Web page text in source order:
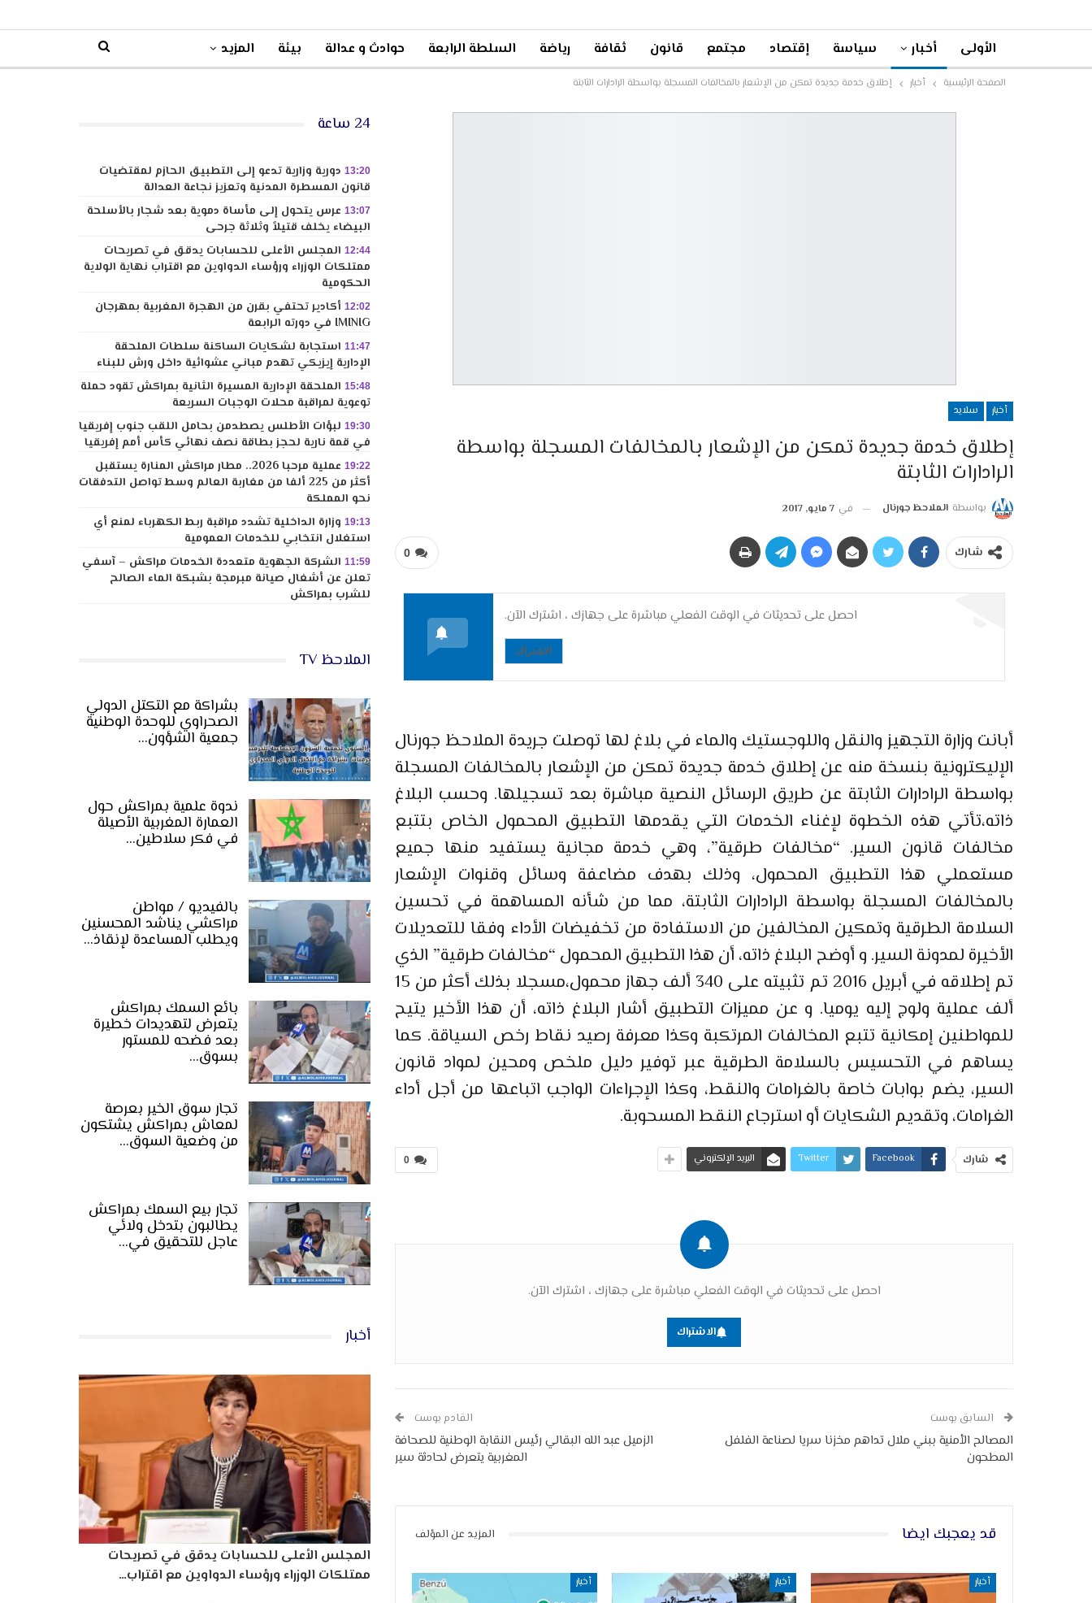
الأولى أخبار سياسة إقتصاد مجتمع قانون ثقافة رياضة السلطة الرابعة حوادث و عدالة بيئة المزيد
الصفحة الرئيسية أخبار إطلاق خدمة جديدة تمكن من الإشعار بالمخالفات المسجلة بواسطة الرادارات الثابتة
أخبار سلايد
إطلاق خدمة جديدة تمكن من الإشعار بالمخالفات المسجلة بواسطة
الرادارات الثابتة
بواسطة الملاحظ جورنال في 7 مايو, 2017
0 شارك
احصل على تحديثات في الوقت الفعلي مباشرة على جهازك ، اشترك الآن.
الاشتراك
أبانت وزارة التجهيز والنقل واللوجستيك والماء في بلاغ لها توصلت جريدة الملاحظ جورنال
الإليكترونية بنسخة منه عن إطلاق خدمة جديدة تمكن من الإشعار بالمخالفات المسجلة
بواسطة الرادارات الثابتة عن طريق الرسائل النصية مباشرة بعد تسجيلها. وحسب البلاغ
ذاته،تأتي هذه الخطوة لإغناء الخدمات التي يقدمها التطبيق المحمول الخاص بتتبع
مخالفات قانون السير. “مخالفات طرقية”، وهي خدمة مجانية يستفيد منها جميع
مستعملي هذا التطبيق المحمول، وذلك بهدف مضاعفة وسائل وقنوات الإشعار
بالمخالفات المسجلة بواسطة الرادارات الثابتة، مما من شأنه المساهمة في تحسين
السلامة الطرقية وتمكين المخالفين من الاستفادة من تخفيضات الأداء وفقا للتعديلات
الأخيرة لمدونة السير. و أوضح البلاغ ذاته، أن هذا التطبيق المحمول “مخالفات طرقية” الذي
تم إطلاقه في أبريل 2016 تم تثبيته على 340 ألف جهاز محمول،مسجلا بذلك أكثر من 15
ألف عملية ولوج إليه يوميا. و عن مميزات التطبيق أشار البلاغ ذاته، أن هذا الأخير يتيح
للمواطنين إمكانية تتبع المخالفات المرتكبة وكذا معرفة رصيد نقاط رخص السياقة. كما
يساهم في التحسيس بالسلامة الطرقية عبر توفير دليل ملخص ومحين لمواد قانون
السير، يضم بوابات خاصة بالغرامات والنقط، وكذا الإجراءات الواجب اتباعها من أجل أداء
الغرامات، وتقديم الشكايات أو استرجاع النقط المسحوبة.
0 شارك Facebook
Twitter البريد الإلكتروني
احصل على تحديثات في الوقت الفعلي مباشرة على جهازك ، اشترك الآن.
الاشتراك
السابق بوست
المصالح الأمنية ببني ملال تداهم مخزنا سريا لصناعة الفلفل
المطحون
القادم بوست
الزميل عبد الله البقالي رئيس النقابة الوطنية للصحافة
المغربية يتعرض لحادثة سير
قد يعجبك ايضا المزيد عن المؤلف
أخبار أخبار أخبار
24 ساعة
13:20 دورية وزارية تدعو إلى التطبيق الحازم لمقتضيات
قانون المسطرة المدنية وتعزيز نجاعة العدالة
13:07 عرس يتحول إلى مأساة دموية بعد شجار بالأسلحة
البيضاء يخلف قتيلاً وثلاثة جرحى
12:44 المجلس الأعلى للحسابات يدقق في تصريحات
ممتلكات الوزراء ورؤساء الدواوين مع اقتراب نهاية الولاية
الحكومية
12:02 أكادير تحتفي بقرن من الهجرة المغربية بمهرجان
IMINIG في دورته الرابعة
11:47 استجابة لشكايات الساكنة سلطات الملحقة
الإدارية إيزيكي تهدم مباني عشوائية داخل ورش للبناء
15:48 الملحقة الإدارية المسيرة الثانية بمراكش تقود حملة
توعوية لمراقبة محلات الوجبات السريعة
19:30 لبؤات الأطلس يصطدمن بحامل اللقب جنوب إفريقيا
في قمة نارية لحجز بطاقة نصف نهائي كأس أمم إفريقيا
19:22
عملية مرحبا 2026.. مطار مراكش المنارة يستقبل
أكثر من 225 ألفا من مغاربة العالم وسط تواصل التدفقات
نحو المملكة
19:13 وزارة الداخلية تشدد مراقبة ربط الكهرباء لمنع أي
استغلال انتخابي للخدمات العمومية
11:59 الشركة الجهوية متعددة الخدمات مراكش – آسفي
تعلن عن أشغال صيانة مبرمجة بشبكة الماء الصالح
للشرب بمراكش
الملاحظ TV
بشراكة مع التكتل الدولي
الصحراوي للوحدة الوطنية
جمعية الشؤون…
ندوة علمية بمراكش حول
العمارة المغربية الأصيلة
في فكر سلاطين…
بالفيديو / مواطن
مراكشي يناشد المحسنين
ويطلب المساعدة لإنقاذ…
بائع السمك بمراكش
يتعرض لتهديدات خطيرة
بعد فضحه للمستور
بسوق…
تجار سوق الخير بعرصة
لمعاش بمراكش يشتكون
من وضعية السوق…
تجار بيع السمك بمراكش
يطالبون بتدخل ولائي
عاجل للتحقيق في…
أخبار
المجلس الأعلى للحسابات يدقق في تصريحات
ممتلكات الوزراء ورؤساء الدواوين مع اقتراب…